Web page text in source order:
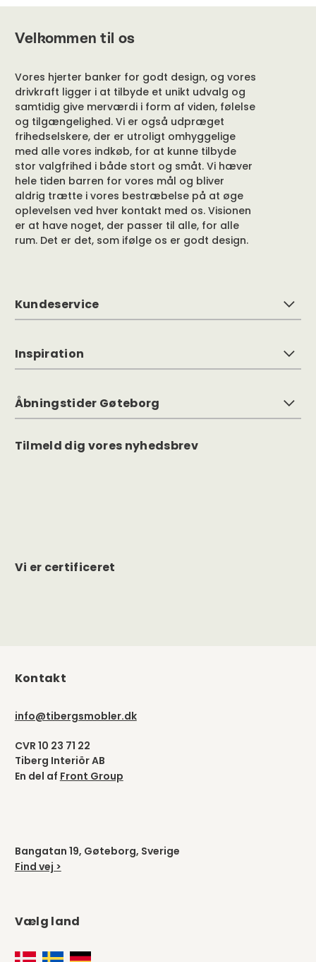
Velkommen til os
Vores hjerter banker for godt design, og vores
drivkraft ligger i at tilbyde et unikt udvalg og
samtidig give merværdi i form af viden, følelse
og tilgængelighed. Vi er også udpræget
frihedselskere, der er utroligt omhyggelige
med alle vores indkøb, for at kunne tilbyde
stor valgfrihed i både stort og småt. Vi hæver
hele tiden barren for vores mål og bliver
aldrig trætte i vores bestræbelse på at øge
oplevelsen ved hver kontakt med os. Visionen
er at have noget, der passer til alle, for alle
rum. Det er det, som ifølge os er godt design.
Kundeservice
Inspiration
Åbningstider Gøteborg
Tilmeld dig vores nyhedsbrev
Vi er certificeret
Kontakt
info@tibergsmobler.dk
CVR 10 23 71 22
Tiberg Interiör AB
En del af Front Group
Bangatan 19, Gøteborg, Sverige
Find vej >
Vælg land